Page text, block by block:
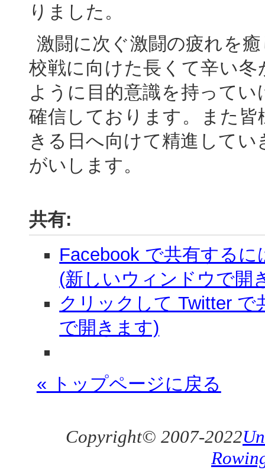
りました。
激闘に次ぐ激闘の疲れを
校戦に向けた長くて辛い
ように目的意識を持って
確信しております。また
きる日へ向けて精進して
がいします。
共有:
Facebook で共有する
(新しいウィンドウで開
クリックして Twitter
で開きます)
« トップページに戻る
Copyright© 2007-2022